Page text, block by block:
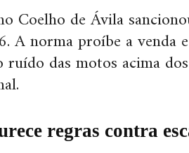
Coelho de Ávila
A norma proíbe a venda
ruído das motos acima
regras contra